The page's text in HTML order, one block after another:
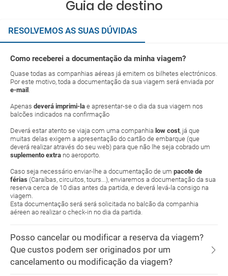
Guia de destino
RESOLVEMOS AS SUAS DÚVIDAS
Como receberei a documentação da minha viagem?
Quase todas as companhias aéreas já emitem os bilhetes electrónicos.
Por este motivo, toda a documentação da sua viagem será enviada por
e-mail .
Apenas deverá imprimi-la e apresentar-se o dia da sua viagem nos
balcões indicados na confirmação
Deverá estar atento se viaja com uma companhia low cost, já que
muitas delas exigem a apresentação do cartão de embarque (que
deverá realizar através do seu web) para que não lhe seja cobrado um
suplemento extra no aeroporto.
Caso seja necessário enviar-lhe a documentação de um pacote de
férias (Caraíbas, circuitos, tours...), enviaremos a documentação da sua
reserva cerca de 10 dias antes da partida, e deverá levá-la consigo na
viagem.
Esta documentação será será solicitada no balcão da companhia
aéreen ao realizar o check-in no dia da partida.
Posso cancelar ou modificar a reserva da viagem?
Que custos podem ser originados por um
cancelamento ou modificação da viagem?